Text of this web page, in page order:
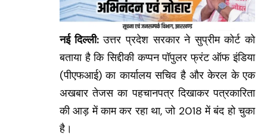
नई दिल्ली:उत्तर प्रदेश सरकार ने सुप्रीम कोर्ट को
बताया है कि सिद्दीकी कप्पन पॉपुलर फ्रंट ऑफ इंडिया
(पीएफआई) का कार्यालय सचिव है और केरल के एक
अखबार तेजस का पहचानपत्र दिखाकर पत्रकारिता
की आड़ में काम कर रहा था, जो 2018 में बंद हो चुका
है।